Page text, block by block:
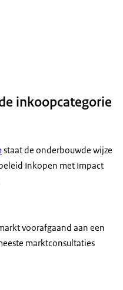
inkoopcategorie
staat de onderbouwde wijze
Inkopen met Impact
voorafgaand aan een
marktconsultaties